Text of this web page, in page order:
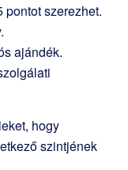
pontot szerezhet.
ajándék.
hogy
szintjének